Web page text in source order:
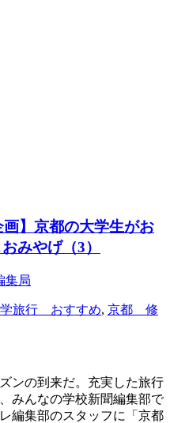
画】京都の大学生がお
みやげ（3）
集局
旅行 おすすめ, 京都 修
ンの到来だ。充実した旅行
みんなの学校新聞編集部で
編集部のスタッフに「京都